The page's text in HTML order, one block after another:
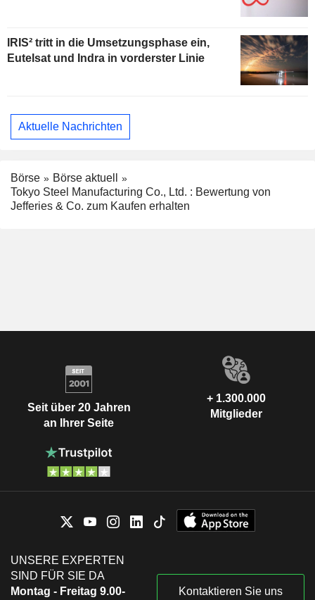
IRIS² tritt in die Umsetzungsphase ein,
Eutelsat und Indra in vorderster Linie
Aktuelle Nachrichten
Börse
Börse aktuell
Tokyo Steel Manufacturing Co., Ltd. : Bewertung von
Jefferies & Co. zum Kaufen erhalten
Seit über 20 Jahren
an Ihrer Seite
+ 1.300.000
Mitglieder
UNSERE EXPERTEN
SIND FÜR SIE DA
Montag - Freitag 9.00-
Kontaktieren Sie uns